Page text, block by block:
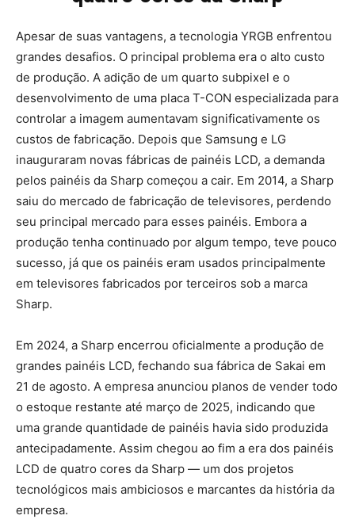
Apesar de suas vantagens, a tecnologia YRGB enfrentou
grandes desafios. O principal problema era o alto custo
de produção. A adição de um quarto subpixel e o
desenvolvimento de uma placa T-CON especializada para
controlar a imagem aumentavam significativamente os
custos de fabricação. Depois que Samsung e LG
inauguraram novas fábricas de painéis LCD, a demanda
pelos painéis da Sharp começou a cair. Em 2014, a Sharp
saiu do mercado de fabricação de televisores, perdendo
seu principal mercado para esses painéis. Embora a
produção tenha continuado por algum tempo, teve pouco
sucesso, já que os painéis eram usados principalmente
em televisores fabricados por terceiros sob a marca
Sharp.
Em 2024, a Sharp encerrou oficialmente a produção de
grandes painéis LCD, fechando sua fábrica de Sakai em
21 de agosto. A empresa anunciou planos de vender todo
o estoque restante até março de 2025, indicando que
uma grande quantidade de painéis havia sido produzida
antecipadamente. Assim chegou ao fim a era dos painéis
LCD de quatro cores da Sharp — um dos projetos
tecnológicos mais ambiciosos e marcantes da história da
empresa.